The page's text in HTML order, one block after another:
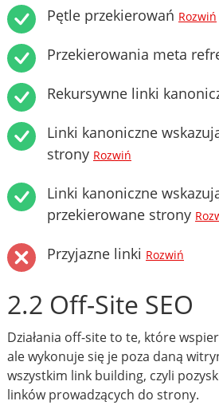
Pętle przekierowań Rozwiń
Przekierowania meta
Rekursywne linki
Linki kanoniczne
strony Rozwiń
Linki kanoniczne
przekierowane strony
Przyjazne linki Rozwiń
2.2 Off-Site SEO
Działania off-site to te, które
ale wykonuje się je poza daną
wszystkim link building, czyli
linków prowadzących do strony.